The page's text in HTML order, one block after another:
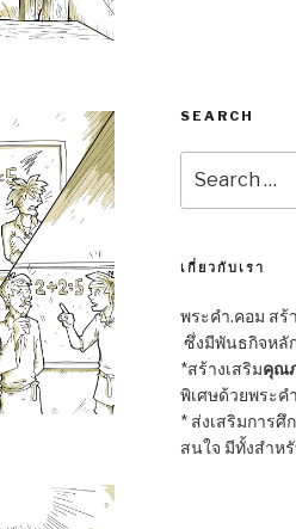
SEARCH
for:
เกี่ยวกับเรา
พระคำ.คอม ส
ซึ่งมีพันธกิจหลั
*สร้างเสริมคุณ
พิเศษด้วยพระค
* ส่งเสริมการศึ
สนใจ มีทั้งสำห